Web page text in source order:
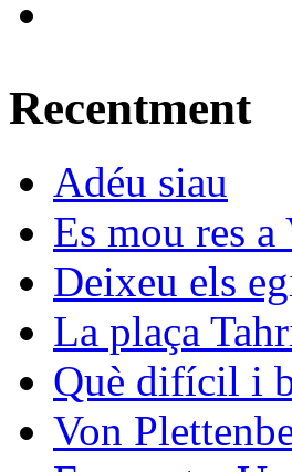
Recentment
Adéu siau
Es mou res a
Deixeu els
La plaça
Què difícil i
Von